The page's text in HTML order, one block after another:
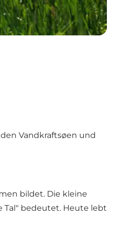
Vandkraftsøen und
bildet. Die kleine
Tal" bedeutet. Heute lebt